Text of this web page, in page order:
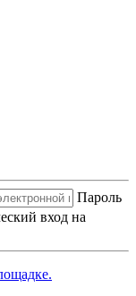
Пароль
вход на